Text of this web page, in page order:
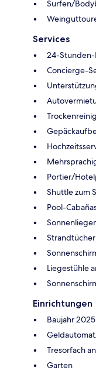
Surfen/
Services
24-Stunden-
Concierge-
Portier/
Shuttle zum
Pool-
Strandtücher
Liegestühle
Einrichtungen
Baujahr 2025
Tresorfach
Garten